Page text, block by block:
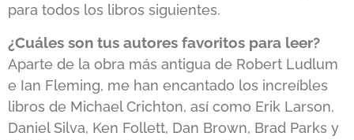
para todos los libros siguientes.
¿Cuáles son tus autores favoritos para leer?
Aparte de la obra más antigua de Robert Ludlum
e Ian Fleming, me han encantado los increíbles
libros de Michael Crichton, así como Erik Larson,
Daniel Silva, Ken Follett, Dan Brown, Brad Parks y